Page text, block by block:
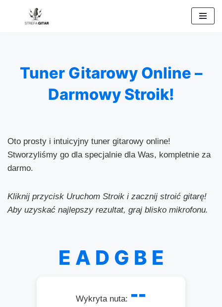
Przejdź
Tuner Gitarowy Online –
Darmowy Stroik!
Oto prosty i intuicyjny tuner gitarowy online!
Stworzyliśmy go dla specjalnie dla Was, kompletnie za
darmo.
Kliknij przycisk Uruchom Stroik i zacznij stroić gitarę!
Aby uzyskać najlepszy rezultat, graj blisko mikrofonu.
E A D G B E
Wykryta nuta: --